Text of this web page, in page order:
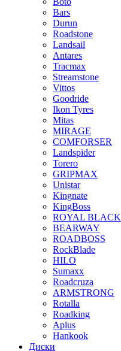
Bars
Durun
Roadstone
Landsail
Antares
Tracmax
Streamstone
Vittos
Goodride
Ikon Tyres
Mitas
MIRAGE
COMFORSER
Landspider
Torero
GRIPMAX
Unistar
Kingnate
KingBoss
ROYAL BLACK
BEARWAY
ROADBOSS
RockBlade
HILO
Sumaxx
Roadcruza
ARMSTRONG
Rotalla
Roadking
Aplus
Hankook
Диски